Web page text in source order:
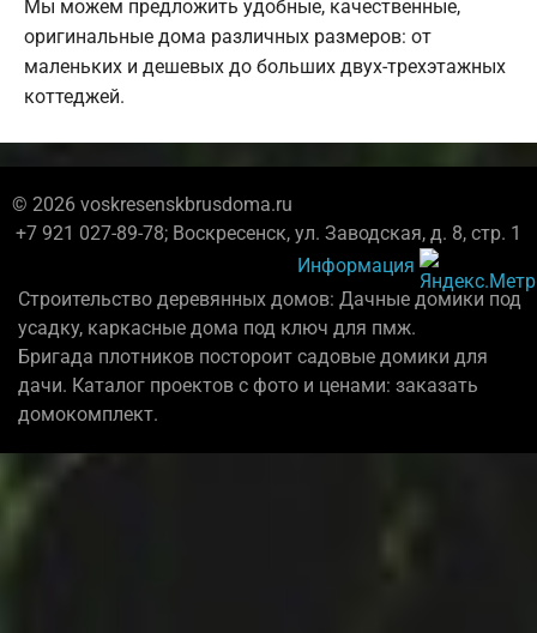
Мы можем предложить удобные, качественные,
оригинальные дома различных размеров: от
маленьких и дешевых до больших двух-трехэтажных
коттеджей.
© 2026 voskresenskbrusdoma.ru
+7 921 027-89-78; Воскресенск, ул. Заводская, д. 8, стр. 1
Информация
Строительство деревянных домов: Дачные домики под
усадку, каркасные дома под ключ для пмж.
Бригада плотников постороит садовые домики для
дачи. Каталог проектов с фото и ценами: заказать
домокомплект.